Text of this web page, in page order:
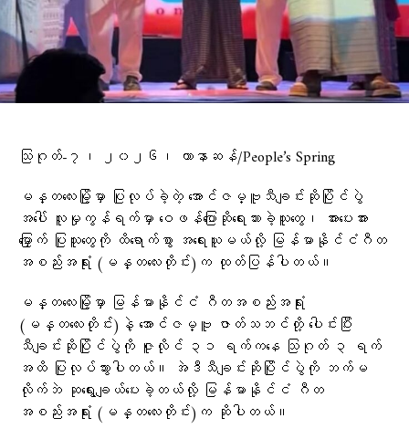
သြဂုတ်-၇၊ ၂၀၂၆၊ ဟာနာဆန်/People’s Spring
မန္တလေးမြို့မှာ ပြုလုပ်ခဲ့တဲ့ အောင်ဇမ္ဗူသီချင်းဆိုပြိုင်ပွဲ
အပေါ် လူမှုကွန်ရက်မှာ ဝေဖန်ပြောဆိုရေးသားခဲ့သူတွေ၊ အားပေးအား
မြှောက် ပြုသူတွေကို ထိရောက်စွာ အရေးယူမယ်လို့ မြန်မာနိုင်ငံဂီတ
အစည်းအရုံး (မန္တလေးတိုင်း)က ထုတ်ပြန်ပါတယ်။
မန္တလေးမြို့မှာ မြန်မာနိုင်ငံ ဂီတအစည်းအရုံး
(မန္တလေးတိုင်း)နဲ့ အောင်ဇမ္ဗူ ဇာတ်သဘင်တို့ ပေါင်းပြီး
သီချင်းဆိုပြိုင်ပွဲကို ဇူလိုင် ၃၁ ရက်ကနေ သြဂုတ် ၃ ရက်
အထိ ပြုလုပ်သွားပါတယ်။ အဲဒီသီချင်းဆိုပြိုင်ပွဲကို ဘက်မ
လိုက်ဘဲ ဆုရွေးချယ်ပေးခဲ့တယ်လို့ မြန်မာနိုင်ငံ ဂီတ
အစည်းအရုံး (မန္တလေးတိုင်း)က ဆိုပါတယ်။